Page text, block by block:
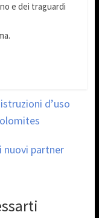
e dei traguardi
d’uso
nuovi partner